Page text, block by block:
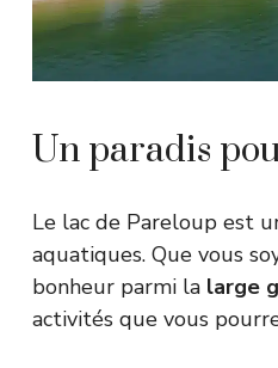
Un paradis
Le lac de Pareloup est
aquatiques. Que vous
bonheur parmi la large
activités que vous